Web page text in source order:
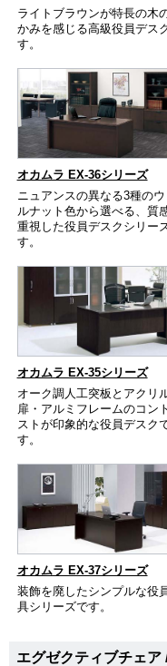
ライトブラウンが特長の木
かみを感じる高級役員デス
す。
オカムラ EX-36シリーズ
ニュアンスの異なる3種の
ルナット色から選べる、質
重視した役員デスクシリー
す。
オカムラ EX-35シリーズ
オーク調人工突板とアクリ
扉・アルミフレームのコン
ストが印象的な役員デスク
す。
オカムラ EX-37シリーズ
装飾を廃したシンプルな役
具シリーズです。
エグゼクティブチェア